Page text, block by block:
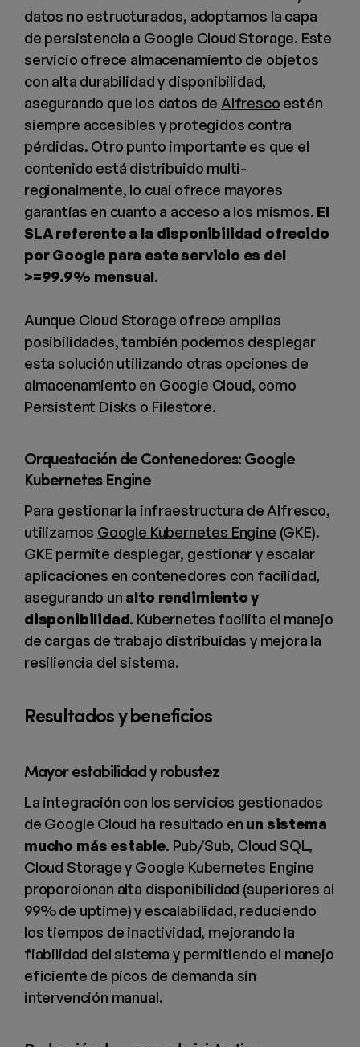
datos no estructurados, adoptamos la capa
de persistencia a Google Cloud Storage. Este
servicio ofrece almacenamiento de objetos
con alta durabilidad y disponibilidad,
asegurando que los datos de Alfresco estén
siempre accesibles y protegidos contra
pérdidas. Otro punto importante es que el
contenido está distribuido multi-
regionalmente, lo cual ofrece mayores
garantías en cuanto a acceso a los mismos. El
SLA referente a la disponibilidad ofrecido
por Google para este servicio es del
>=99.9% mensual.
Aunque Cloud Storage ofrece amplias
posibilidades, también podemos desplegar
esta solución utilizando otras opciones de
almacenamiento en Google Cloud, como
Persistent Disks o Filestore.
Orquestación de Contenedores: Google
Kubernetes Engine
Para gestionar la infraestructura de Alfresco,
utilizamos Google Kubernetes Engine (GKE).
GKE permite desplegar, gestionar y escalar
aplicaciones en contenedores con facilidad,
asegurando un alto rendimiento y
disponibilidad. Kubernetes facilita el manejo
de cargas de trabajo distribuidas y mejora la
resiliencia del sistema.
Resultados y beneficios
Mayor estabilidad y robustez
La integración con los servicios gestionados
de Google Cloud ha resultado en un sistema
mucho más estable. Pub/Sub, Cloud SQL,
Cloud Storage y Google Kubernetes Engine
proporcionan alta disponibilidad (superiores al
99% de uptime) y escalabilidad, reduciendo
los tiempos de inactividad, mejorando la
fiabilidad del sistema y permitiendo el manejo
eficiente de picos de demanda sin
intervención manual.